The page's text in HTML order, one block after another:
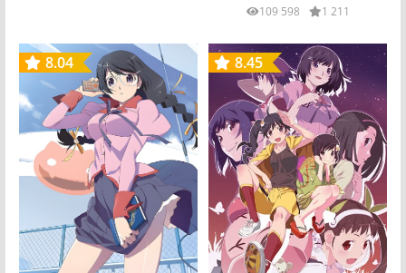
109 598 1 211
8.04 8.45